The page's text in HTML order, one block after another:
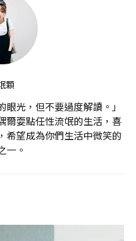
顆
眼光，但不要過度解讀。」
爾耍點任性流氓的生活，喜
希望成為你們生活中微笑的
一。